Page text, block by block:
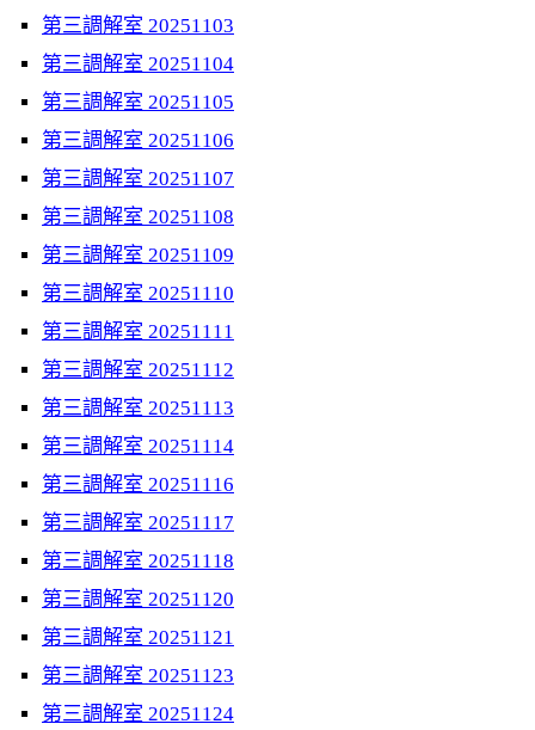
第三調解室 20251103
第三調解室 20251104
第三調解室 20251105
第三調解室 20251106
第三調解室 20251107
第三調解室 20251108
第三調解室 20251109
第三調解室 20251110
第三調解室 20251111
第三調解室 20251112
第三調解室 20251113
第三調解室 20251114
第三調解室 20251116
第三調解室 20251117
第三調解室 20251118
第三調解室 20251120
第三調解室 20251121
第三調解室 20251123
第三調解室 20251124